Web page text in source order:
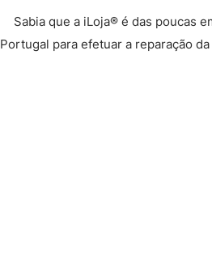
Sabia que a iLoja® é das poucas
Portugal para efetuar a reparação